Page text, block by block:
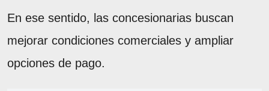
En ese sentido, las concesionarias buscan
mejorar condiciones comerciales y ampliar
opciones de pago.